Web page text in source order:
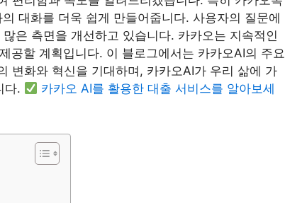
대화를 더욱 쉽게 만들어줍니다. 사용자의 질문에
은 측면을 개선하고 있습니다. 카카오는 지속적인
공할 계획입니다. 이 블로그에서는 카카오AI의 주요
변화와 혁신을 기대하며, 카카오AI가 우리 삶에 가
다.
카카오 AI를 활용한 대출 서비스를 알아보세